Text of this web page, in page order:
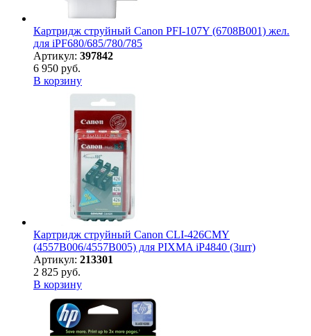
Картридж струйный Canon PFI-107Y (6708B001) жел.
для iPF680/685/780/785
Артикул: 397842
6 950 руб.
В корзину
Картридж струйный Canon CLI-426CMY
(4557B006/4557B005) для PIXMA iP4840 (3шт)
Артикул: 213301
2 825 руб.
В корзину